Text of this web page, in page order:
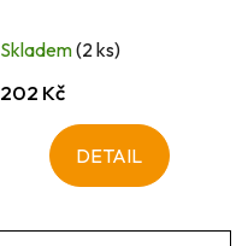
Skladem(2 ks)
202 Kč
DETAIL